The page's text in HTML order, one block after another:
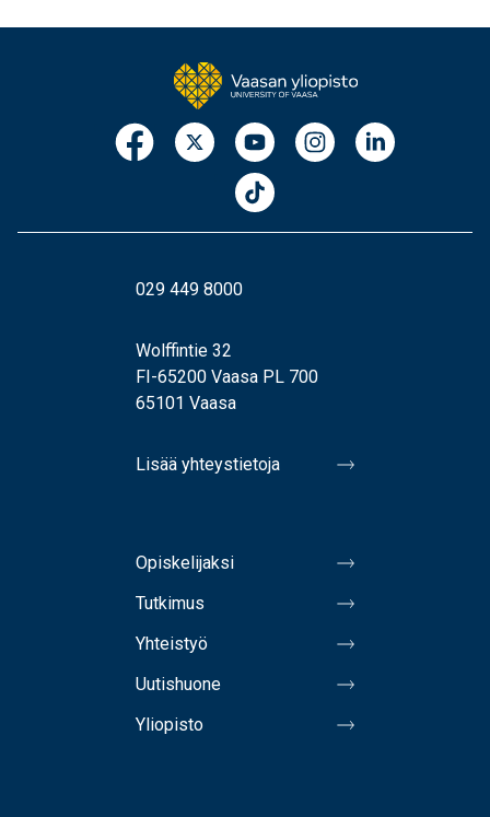
029 449 8000
Wolffintie 32
FI-65200 Vaasa PL 700
65101 Vaasa
Lisää yhteystietoja
Opiskelijaksi
Tutkimus
Yhteistyö
Uutishuone
Yliopisto